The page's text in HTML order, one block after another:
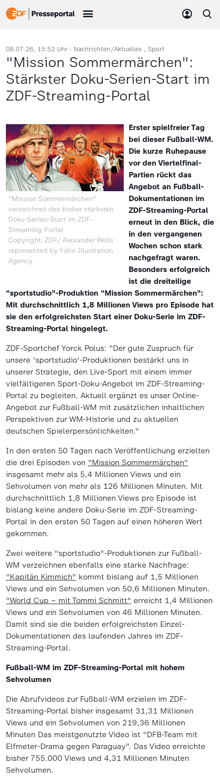
08.07.26, 15:52 Uhr - Nachrichten/Aktuelles Sport
"Mission Sommermärchen":
Stärkster Doku-Serien-Start im
ZDF-Streaming-Portal
"Mission Sommermärchen"
verzeichnet den bisher stärksten
Doku-Serien-Start im ZDF-
Streaming-Portal
Copyright: ZDF/ Alexander Wells
represented by Folio Illustration
Agency
Erster spielfreier Tag
bei dieser Fußball-WM.
Die kurze Ruhepause
vor den Viertelfinal-
Partien rückt das
Angebot an Fußball-
Dokumentationen im
ZDF-Streaming-Portal
erneut in den Blick, die
in den vergangenen
Wochen schon stark
nachgefragt waren.
Besonders erfolgreich
ist die dreiteilige
"sportstudio"-Produktion "Mission Sommermärchen":
Mit durchschnittlich 1,8 Millionen Views pro Episode hat
sie den erfolgreichsten Start einer Doku-Serie im ZDF-
Streaming-Portal hingelegt.
ZDF-Sportchef Yorck Polus: "Der gute Zuspruch für
unsere 'sportstudio'-Produktionen bestärkt uns in
unserer Strategie, den Live-Sport mit einem immer
vielfältigeren Sport-Doku-Angebot im ZDF-Streaming-
Portal zu begleiten. Aktuell ergänzt es unser Online-
Angebot zur Fußball-WM mit zusätzlichen inhaltlichen
Perspektiven zur WM-Historie und zu aktuellen
deutschen Spielerpersönlichkeiten."
In den ersten 50 Tagen nach Veröffentlichung erzielten
die drei Episoden von "Mission Sommermärchen"
insgesamt mehr als 5,4 Millionen Views und ein
Sehvolumen von mehr als 126 Millionen Minuten. Mit
durchschnittlich 1,8 Millionen Views pro Episode ist
bislang keine andere Doku-Serie im ZDF-Streaming-
Portal in den ersten 50 Tagen auf einen höheren Wert
gekommen.
Zwei weitere "sportstudio"-Produktionen zur Fußball-
WM verzeichnen ebenfalls eine starke Nachfrage:
"Kapitän Kimmich" kommt bislang auf 1,5 Millionen
Views und ein Sehvolumen von 50,6 Millionen Minuten.
"World Cup – mit Tommi Schmitt" erreicht 1,4 Millionen
Views und ein Sehvolumen von 46 Millionen Minuten.
Damit sind sie die beiden erfolgreichsten Einzel-
Dokumentationen des laufenden Jahres im ZDF-
Streaming-Portal.
Fußball-WM im ZDF-Streaming-Portal mit hohem
Sehvolumen
Die Abrufvideos zur Fußball-WM erzielen im ZDF-
Streaming-Portal bisher insgesamt 31,31 Millionen
Views und ein Sehvolumen von 219,36 Millionen
Minuten Das meistgenutzte Video ist "DFB-Team mit
Elfmeter-Drama gegen Paraguay". Das Video erreichte
bisher 755.000 Views und 4,31 Millionen Minuten
Sehvolumen.